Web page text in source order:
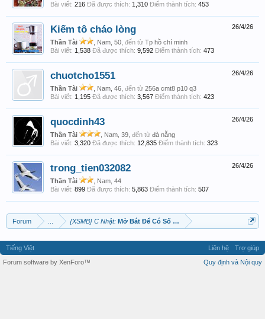
Bài viết: 216 Đã được thích: 1,310 Điểm thành tích: 453
26/4/26
Kiếm tô cháo lòng
Thần Tài , Nam, 50, đến từ Tp hồ chí minh
Bài viết: 1,538 Đã được thích: 9,592 Điểm thành tích: 473
26/4/26
chuotcho1551
Thần Tài , Nam, 46, đến từ 256a cmt8 p10 q3
Bài viết: 1,195 Đã được thích: 3,567 Điểm thành tích: 423
26/4/26
quocdinh43
Thần Tài , Nam, 39, đến từ đà nẵng
Bài viết: 3,320 Đã được thích: 12,835 Điểm thành tích: 323
26/4/26
trong_tien032082
Thần Tài
, Nam, 44
Bài viết: 899 Đã được thích: 5,863 Điểm thành tích: 507
Forum {XSMB} C Nhật: Mở Bát Để Có Số Tham Khảo .
Tiếng Việt Liên hệ
Trợ giúp
Quy định và Nội quy
Forum software by XenForo™